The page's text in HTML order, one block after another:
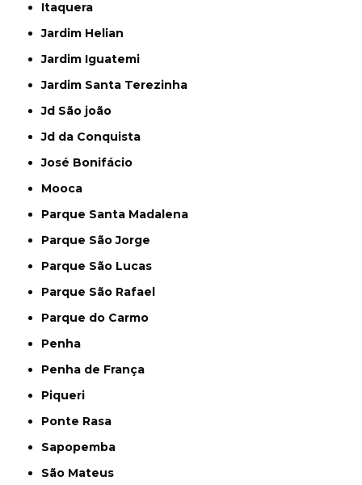
Itaquera
Jardim Helian
Jardim Iguatemi
Jardim Santa Terezinha
Jd São joão
Jd da Conquista
José Bonifácio
Mooca
Parque Santa Madalena
Parque São Jorge
Parque São Lucas
Parque São Rafael
Parque do Carmo
Penha
Penha de França
Piqueri
Ponte Rasa
Sapopemba
São Mateus